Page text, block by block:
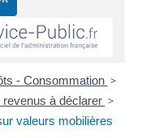
- Consommation >
à déclarer >
valeurs mobilières